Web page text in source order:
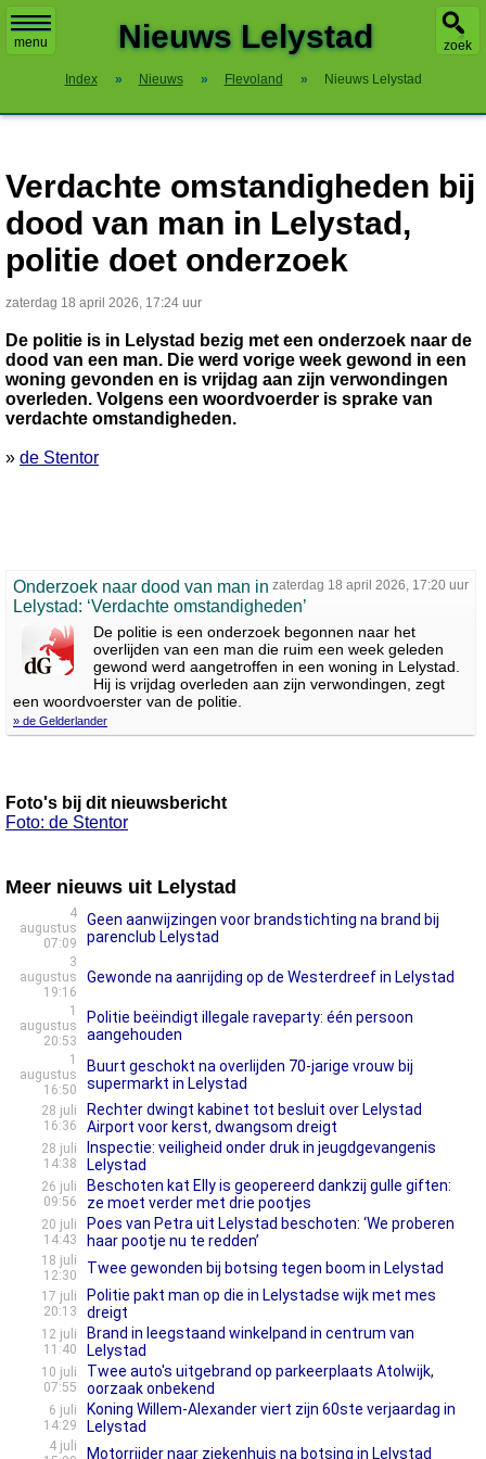
menu zoek
Nieuws Lelystad
Index » Nieuws » Flevoland » Nieuws Lelystad
Verdachte omstandigheden bij
dood van man in Lelystad,
politie doet onderzoek
zaterdag 18 april 2026, 17:24 uur
De politie is in Lelystad bezig met een onderzoek naar de
dood van een man. Die werd vorige week gewond in een
woning gevonden en is vrijdag aan zijn verwondingen
overleden. Volgens een woordvoerder is sprake van
verdachte omstandigheden.
» de Stentor
zaterdag 18 april 2026, 17:20 uur
Onderzoek naar dood van man in
Lelystad: ‘Verdachte omstandigheden’
De politie is een onderzoek begonnen naar het
overlijden van een man die ruim een week geleden
gewond werd aangetroffen in een woning in Lelystad.
Hij is vrijdag overleden aan zijn verwondingen, zegt
een woordvoerster van de politie.
» de Gelderlander
Foto's bij dit nieuwsbericht
Foto: de Stentor
Meer nieuws uit Lelystad
4
augustus
07:09
Geen aanwijzingen voor brandstichting na brand bij
parenclub Lelystad
3
augustus
19:16
Gewonde na aanrijding op de Westerdreef in Lelystad
1
augustus
20:53
Politie beëindigt illegale raveparty: één persoon
aangehouden
1
augustus
16:50
Buurt geschokt na overlijden 70-jarige vrouw bij
supermarkt in Lelystad
28 juli
16:36
Rechter dwingt kabinet tot besluit over Lelystad
Airport voor kerst, dwangsom dreigt
28 juli
14:38
Inspectie: veiligheid onder druk in jeugdgevangenis
Lelystad
26 juli
09:56
Beschoten kat Elly is geopereerd dankzij gulle giften:
ze moet verder met drie pootjes
20 juli
14:43
Poes van Petra uit Lelystad beschoten: ‘We proberen
haar pootje nu te redden’
18 juli
12:30
Twee gewonden bij botsing tegen boom in Lelystad
17 juli
20:13
Politie pakt man op die in Lelystadse wijk met mes
dreigt
12 juli
11:40
Brand in leegstaand winkelpand in centrum van
Lelystad
10 juli
07:55
Twee auto's uitgebrand op parkeerplaats Atolwijk,
oorzaak onbekend
6 juli
14:29
Koning Willem-Alexander viert zijn 60ste verjaardag in
Lelystad
4 juli
Motorrijder naar ziekenhuis na botsing in Lelystad